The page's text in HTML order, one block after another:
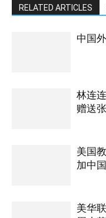
RELATED ARTICLES
中国
林连
赠送
美国
加中
美华